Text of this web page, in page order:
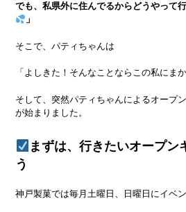
でも、私県外に住んでるからどうやって
」
そこで、パティちゃんは
「よしきた！そんなことならこの私にま
そして、突然パティちゃんによるオープ
が始まりました。
まずは、行きたいオープン
う
神戸製菓では毎月土曜日、日曜日にイベ